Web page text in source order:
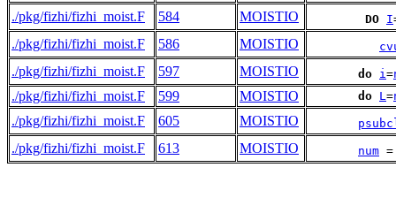
./pkg/fizhi/fizhi_moist.F 584 MOISTIO DO I
./pkg/fizhi/fizhi_moist.F 586 MOISTIO
./pkg/fizhi/fizhi_moist.F 597 MOISTIO do i=
./pkg/fizhi/fizhi_moist.F 599 MOISTIO do L=
./pkg/fizhi/fizhi_moist.F 605 MOISTIO
./pkg/fizhi/fizhi_moist.F 613 MOISTIO num